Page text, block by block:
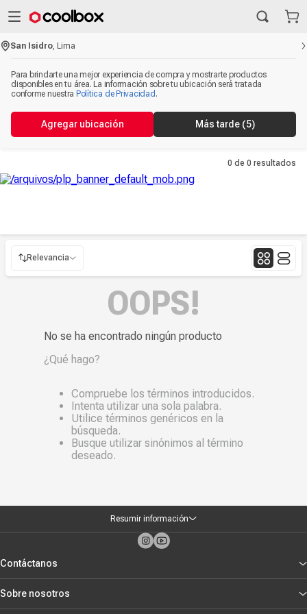
San Isidro ,Lima
Para brindarte una mejor experiencia de compra y mostrarte productos
disponibles en tu área. La información sobre tu ubicación será tratada
conforme nuestra Política de Privacidad .
Agregar ubicación Más tarde (5)
0 de 0 resultados
Relevancia
Mayor Descuento
Precio más bajo
Nombre, creciente
Nombre, decreciente
OOPS!
No se ha encontrado ningún producto
¿Qué hago?
Compruebe los términos introducidos.
Intenta utilizar una sola palabra.
Utilice términos genéricos en la
búsqueda.
Busque utilizar sinónimos al término
deseado.
Resumir información
Contáctanos
Sobre nosotros